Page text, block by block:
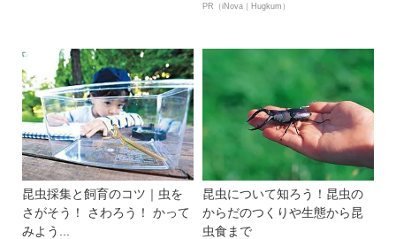
PR（iNova｜Hugkum）
昆虫採集と飼育のコツ｜虫を
さがそう！ さわろう！ かって
みよう...
昆虫について知ろう！昆虫の
からだのつくりや生態から昆
虫食まで